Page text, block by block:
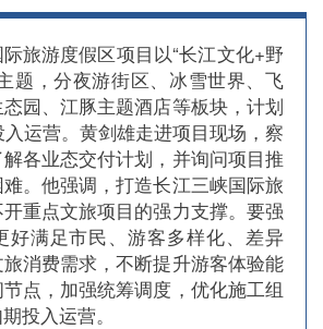
旅游度假区项目以“长江文化+野
题，分夜游街区、冰雪世界、飞
园、江豚主题酒店等板块，计划
运营。黄剑雄走进项目现场，察
各业态交付计划，并询问项目推
。他强调，打造长江三峡国际旅
重点文旅项目的强力支撑。要强
好满足市民、游客多样化、差异
消费需求，不断提升游客体验能
点，加强统筹调度，优化施工组
投入运营。